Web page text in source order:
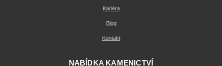
Kariéra
Blog
Kontakt
NABÍDKA KAMENICTVÍ